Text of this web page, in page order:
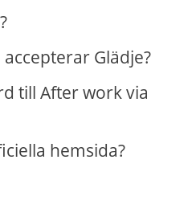
Glädje?
till After work via
hemsida?